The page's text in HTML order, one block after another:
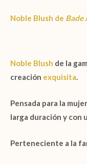
Noble Blush de Bade
Noble Blush de la
creación exquisita.
Pensada para la
larga duración y con
Perteneciente a la